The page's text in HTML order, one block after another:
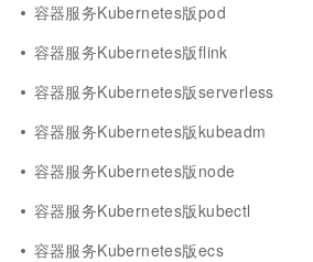
容器服务Kubernetes版pod
容器服务Kubernetes版flink
容器服务Kubernetes版serverless
容器服务Kubernetes版kubeadm
容器服务Kubernetes版node
容器服务Kubernetes版kubectl
容器服务Kubernetes版ecs